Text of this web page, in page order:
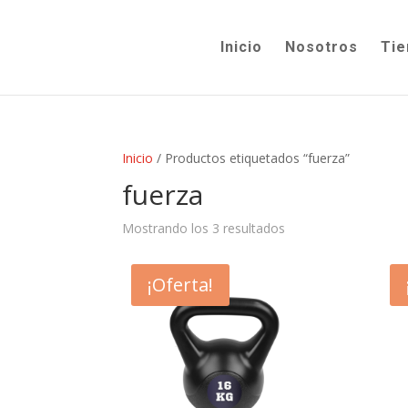
Inicio Nosotros
Inicio / Productos etiquetados “fuerza”
fuerza
Mostrando los 3 resultados
¡Oferta!